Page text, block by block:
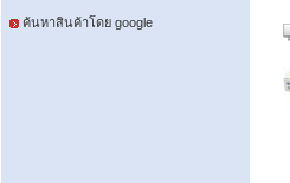
ค้นหาสินค้าโดย google